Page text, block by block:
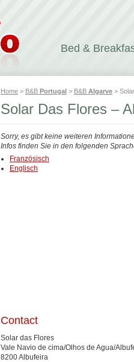
Bed &
Home > B&B Portugal > B&B Algarve >
Solar Das Flores –
Sorry, es gibt keine weiteren
Infos finden Sie in den folgenden
Französisch
Englisch
Contact
Solar das Flores
Vale Navio de cima/Olhos de Agua/
8200 Albufeira